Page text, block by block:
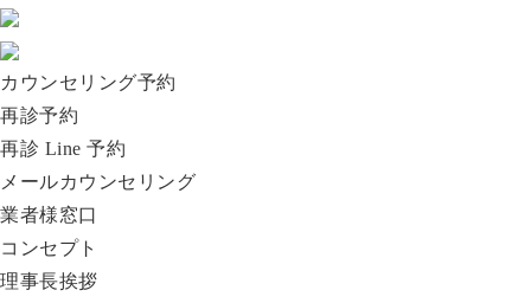
カウンセリング予約
再診予約
再診 Line 予約
メールカウンセリング
業者様窓口
コンセプト
理事長挨拶